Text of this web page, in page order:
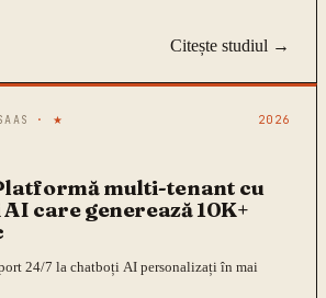
Citește studiul →
· ★ 2026
multi-tenant cu
care generează 10K+
24/7 la chatboți AI personalizați în mai